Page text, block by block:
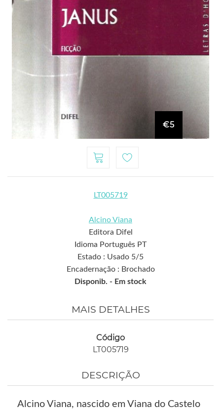
€5
LT005719
Alcino Viana
Editora Difel
Idioma Português PT
Estado : Usado 5/5
Encadernação : Brochado
Disponib. - Em stock
MAIS DETALHES
Código
LT005719
DESCRIÇÃO
Alcino Viana, nascido em Viana do Castelo